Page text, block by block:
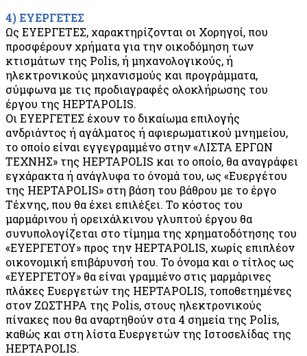
4) ΕΥΕΡΓΕΤΕΣ
Ως ΕΥΕΡΓΕΤΕΣ, χαρακτηρίζονται οι Χορηγοί, που
προσφέρουν χρήματα για την οικοδόμηση των
κτισμάτων της Polis, ή μηχανολογικούς, ή
ηλεκτρονικούς μηχανισμούς και προγράμματα,
σύμφωνα με τις προδιαγραφές ολοκλήρωσης του
έργου της HEPTAPOLIS.
Οι ΕΥΕΡΓΕΤΕΣ έχουν το δικαίωμα επιλογής
ανδριάντος ή αγάλματος ή αφιερωματικού μνημείου,
το οποίο είναι εγγεγραμμένο στην «ΛΙΣΤΑ ΕΡΓΩΝ
ΤΕΧΝΗΣ» της HEPTAPOLIS και το οποίο, θα αναγράφει
εγχάρακτα ή ανάγλυφα το όνομά του, ως «Ευεργέτου
της HEPTAPOLIS» στη βάση του βάθρου με το έργο
Τέχνης, που θα έχει επιλέξει. Το κόστος του
μαρμάρινου ή ορειχάλκινου γλυπτού έργου θα
συνυπολογίζεται στο τίμημα της χρηματοδότησης του
«ΕΥΕΡΓΕΤΟΥ» προς την HEPTAPOLIS, χωρίς επιπλέον
οικονομική επιβάρυνσή του. Το όνομα και ο τίτλος ως
«ΕΥΕΡΓΕΤΟΥ» θα είναι γραμμένο στις μαρμάρινες
πλάκες Ευεργετών της HEPTAPOLIS, τοποθετημένες
στον ΖΩΣΤΗΡΑ της Polis, στους ηλεκτρονικούς
πίνακες που θα αναρτηθούν στα 4 σημεία της Polis,
καθώς και στη λίστα Ευεργετών της Ιστοσελίδας της
HEPTAPOLIS.